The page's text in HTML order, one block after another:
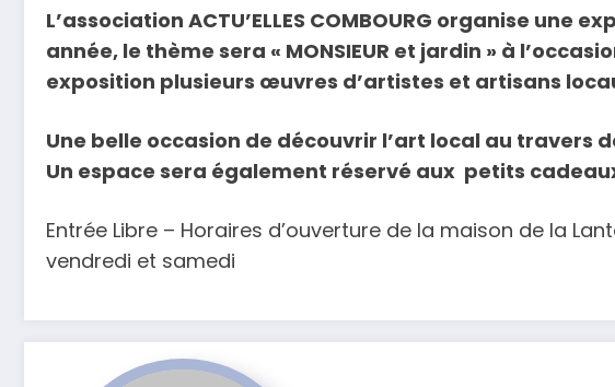
L’association ACTU’ELLES COMBOURG organise
année, le thème sera « MONSIEUR et jardin » à
exposition plusieurs œuvres d’artistes et artisans
Une belle occasion de découvrir l’art local au
Un espace sera également réservé aux petits
Entrée Libre – Horaires d’ouverture de la maison de la
vendredi et samedi